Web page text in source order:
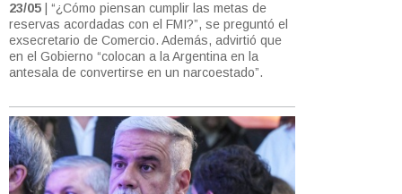
23/05 | “¿Cómo piensan cumplir las metas de
reservas acordadas con el FMI?”, se preguntó el
exsecretario de Comercio. Además, advirtió que
en el Gobierno “colocan a la Argentina en la
antesala de convertirse en un narcoestado”.